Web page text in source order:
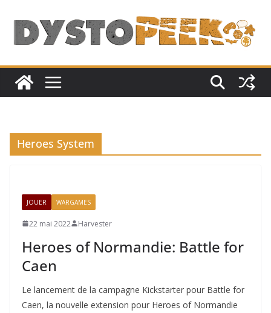
contenu
Heroes System
JOUER WARGAMES
22 mai 2022 Harvester
Heroes of Normandie: Battle for
Caen
Le lancement de la campagne Kickstarter pour Battle for
Caen, la nouvelle extension pour Heroes of Normandie